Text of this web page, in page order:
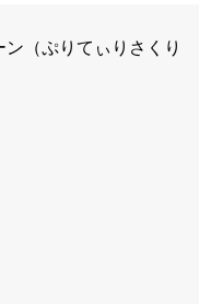
（ぷりてぃりさくり